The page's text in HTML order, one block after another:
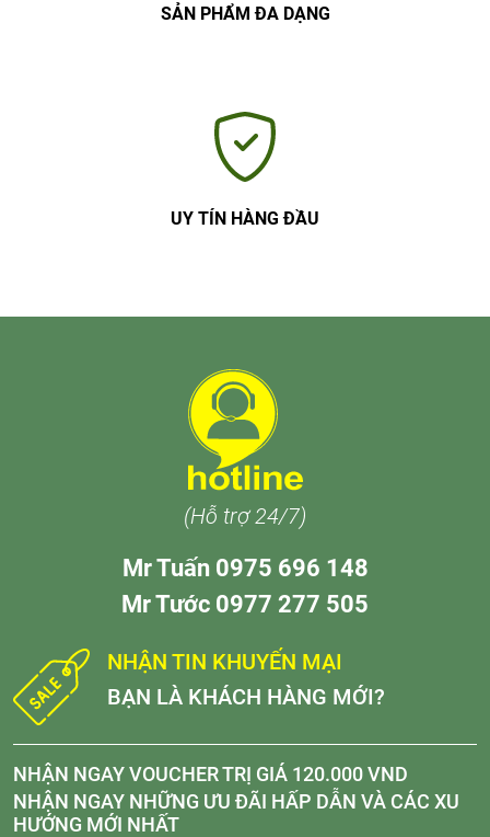
SẢN PHẨM ĐA DẠNG
UY TÍN HÀNG ĐẦU
(Hỗ trợ 24/7)
Mr Tuấn 0975 696 148
Mr Tước 0977 277 505
NHẬN TIN KHUYẾN MẠI
BẠN LÀ KHÁCH HÀNG MỚI?
NHẬN NGAY VOUCHER TRỊ GIÁ 120.000 VND
NHẬN NGAY NHỮNG ƯU ĐÃI HẤP DẪN VÀ CÁC XU
HƯỚNG MỚI NHẤT